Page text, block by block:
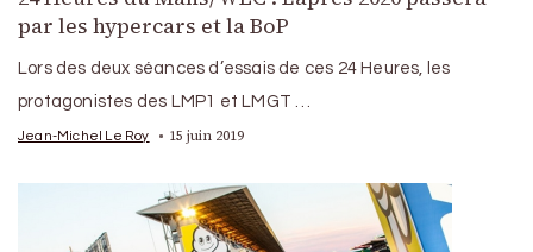
par les hypercars et la BoP
Lors des deux séances d’essais de ces 24 Heures, les
protagonistes des LMP1 et LMGT …
Jean-Michel Le Roy 15 juin 2019